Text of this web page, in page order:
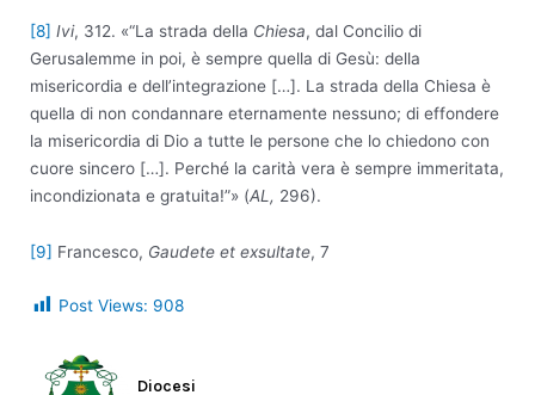
[8] Ivi, 312. «“La strada della Chiesa, dal Concilio di
Gerusalemme in poi, è sempre quella di Gesù: della
misericordia e dell’integrazione […]. La strada della Chiesa è
quella di non condannare eternamente nessuno; di effondere
la misericordia di Dio a tutte le persone che lo chiedono con
cuore sincero […]. Perché la carità vera è sempre immeritata,
incondizionata e gratuita!”» (AL, 296).
[9] Francesco, Gaudete et exsultate, 7
Post Views: 908
Diocesi